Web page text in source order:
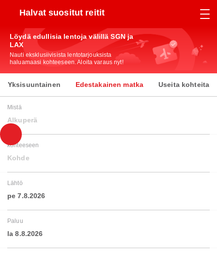
Halvat suositut reitit
Löydä edullisia lentoja välillä SGN ja
LAX
Nauti eksklusiivisista lentotarjouksista
haluamaasi kohteeseen. Aloita varaus nyt!
Yksisuuntainen Edestakainen matka Useita kohteita
Mistä
Alkuperä
kohteeseen
Kohde
Lähtö
pe 7.8.2026
Paluu
la 8.8.2026